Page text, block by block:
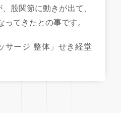
股関節に動きが出て、
てきたとの事です。
サージ 整体」せき経堂